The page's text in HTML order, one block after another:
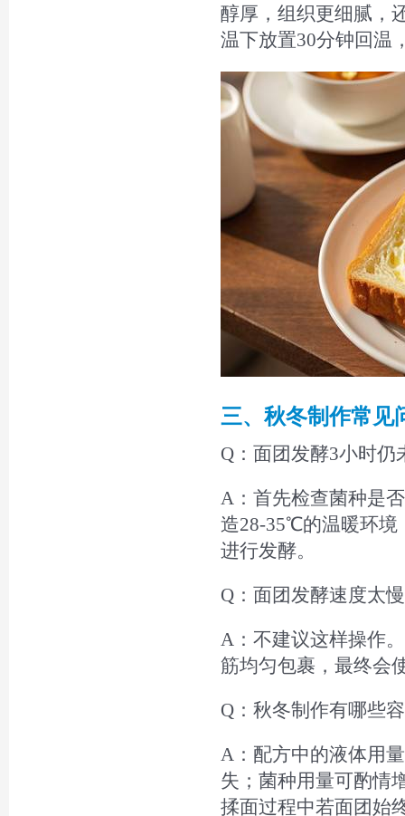
醇厚，组织更细腻，
温下放置30分钟回温
三、秋冬制作常见
Q：面团发酵3小时
A：首先检查菌种是
造28-35℃的温暖环境
进行发酵。
Q：面团发酵速度太
A：不建议这样操作
筋均匀包裹，最终会
Q：秋冬制作有哪些
A：配方中的液体用
失；菌种用量可酌情
揉面过程中若面团始